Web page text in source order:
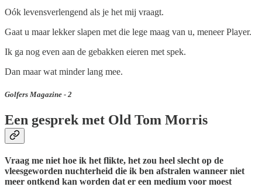
Oók levensverlengend als je het mij vraagt.
Gaat u maar lekker slapen met die lege maag van u, meneer Player.
Ik ga nog even aan de gebakken eieren met spek.
Dan maar wat minder lang mee.
Golfers Magazine - 2
Een gesprek met Old Tom Morris
Vraag me niet hoe ik het flikte, het zou heel slecht op de
vleesgeworden nuchterheid die ik ben afstralen wanneer niet
meer ontkend kan worden dat er een medium voor moest